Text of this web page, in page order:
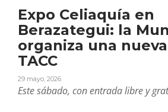
Expo Celiaquía en
Berazategui: la
organiza una
TACC
29 mayo, 2026
Este sábado, con entrada libre y